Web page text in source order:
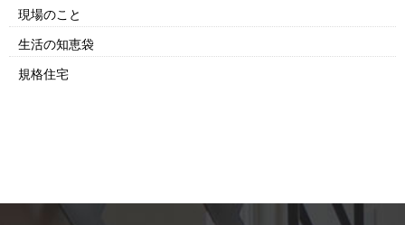
現場のこと
生活の知恵袋
規格住宅